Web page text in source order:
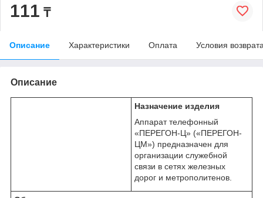
111 ₸
Описание Характеристики Оплата Условия
Описание
Назначение изделия
Аппарат телефонный
«ПЕРЕГОН-Ц» («ПЕРЕГОН-
ЦМ») предназначен для
организации служебной
связи в сетях железных
дорог и метрополитенов.